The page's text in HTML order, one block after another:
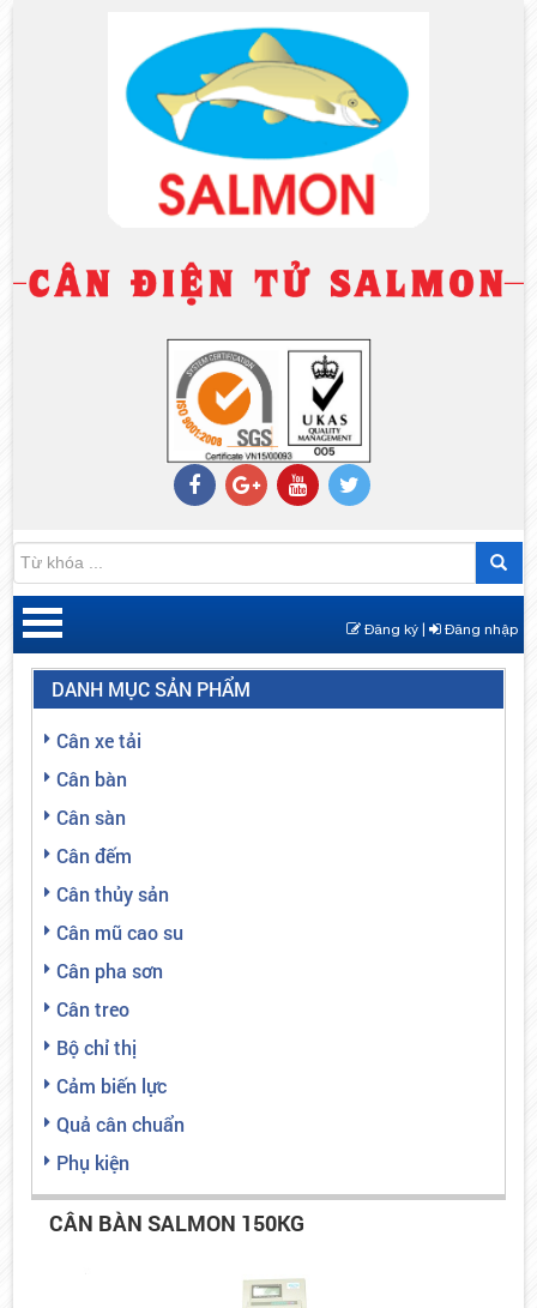
Đăng ký | Đăng nhập
DANH MỤC SẢN PHẨM
Cân xe tải
Cân bàn
Cân sàn
Cân đếm
Cân thủy sản
Cân mũ cao su
Cân pha sơn
Cân treo
Bộ chỉ thị
Cảm biến lực
Quả cân chuẩn
Phụ kiện
CÂN BÀN SALMON 150KG